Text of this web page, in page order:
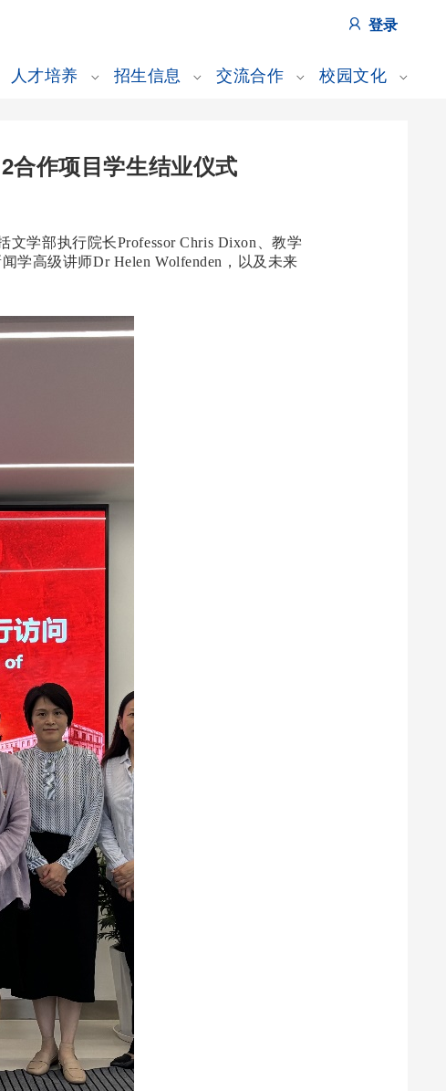
登录
人才培养 招生信息 交流合作 校园文化
合作项目学生结业仪式
学部执行院长Professor Chris Dixon、教学
学高级讲师Dr Helen Wolfenden，以及未来